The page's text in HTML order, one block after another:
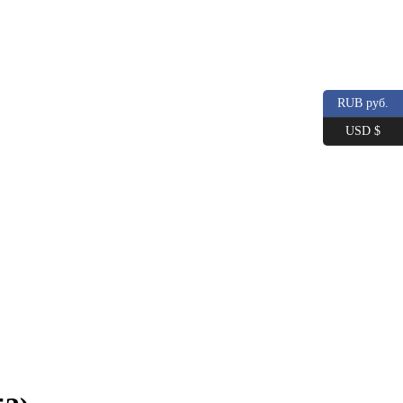
RUB руб.
USD $